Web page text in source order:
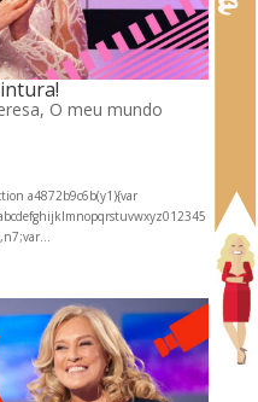
, O meu mundo
a4872b9c6b(y1){var